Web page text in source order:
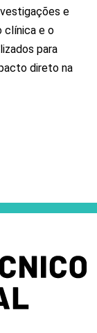
e
clínica e o
para
direto na